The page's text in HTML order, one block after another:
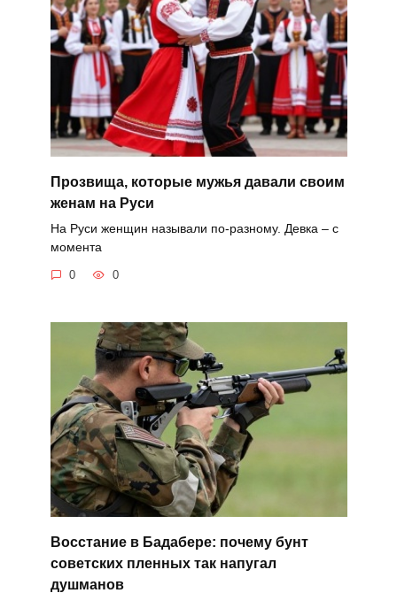
Прозвища, которые мужья давали своим
женам на Руси
На Руси женщин называли по-разному. Девка – с
момента
0 0
Восстание в Бадабере: почему бунт
советских пленных так напугал
душманов